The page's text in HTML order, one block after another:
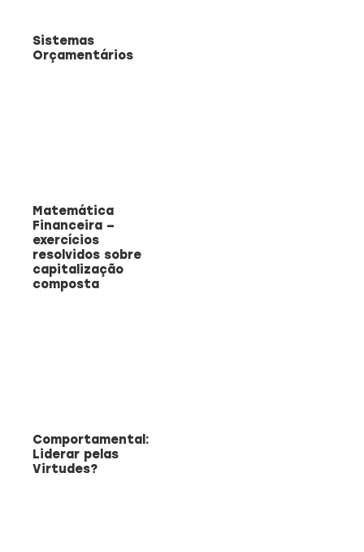
Sistemas
Orçamentários
Matemática
Financeira –
exercícios
resolvidos sobre
capitalização
composta
Comportamental:
Liderar pelas
Virtudes?